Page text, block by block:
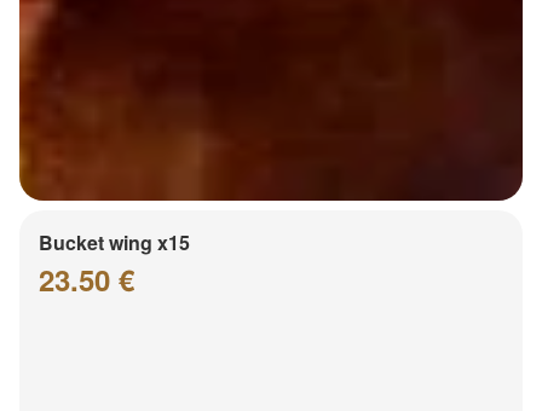
Bucket wing x15
23.50 €